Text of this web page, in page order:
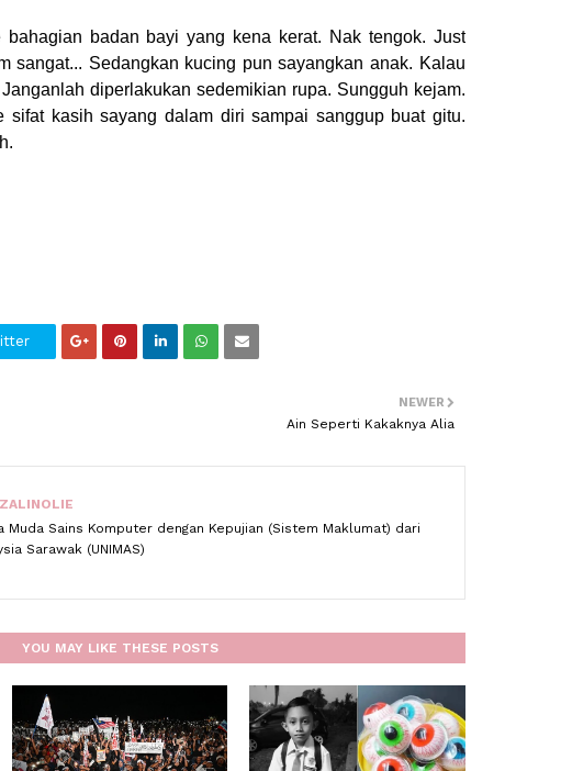
badan bayi yang kena kerat. Nak tengok. Just
sangat... Sedangkan kucing pun sayangkan anak. Kalau
diperlakukan sedemikian rupa. Sungguh kejam.
sifat kasih sayang dalam diri sampai sanggup buat gitu.
NEWER
Ain Seperti Kakaknya Alia
Muda Sains Komputer dengan Kepujian (Sistem Maklumat) dari
Sarawak (UNIMAS)
YOU MAY LIKE THESE POSTS